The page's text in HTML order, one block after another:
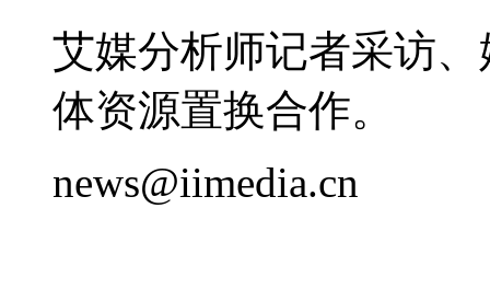
艾媒分析师记者采访
体资源置换合作。
news@iimedia.cn